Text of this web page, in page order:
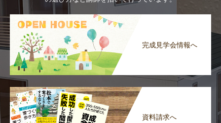
完成見学会情報へ
資料請求へ